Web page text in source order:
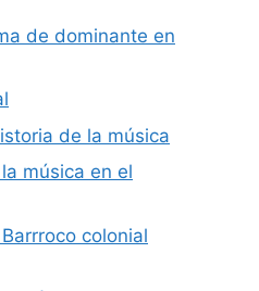
de dominante en
de la música
música en el
colonial